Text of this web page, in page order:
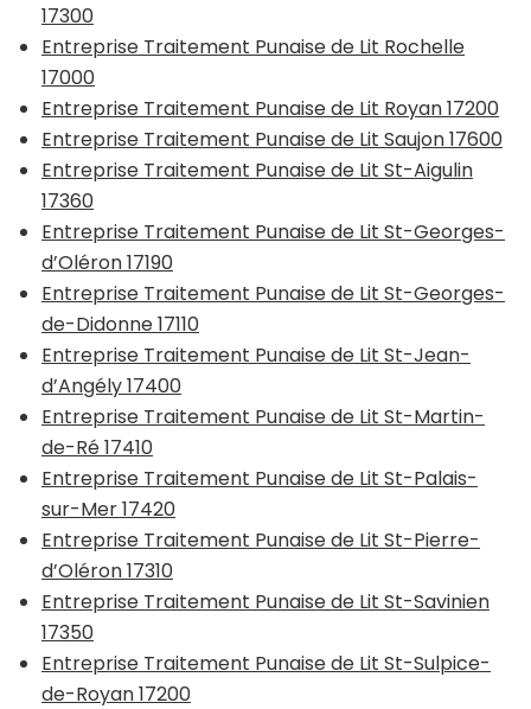
17300
Entreprise Traitement Punaise de Lit Rochelle
17000
Entreprise Traitement Punaise de Lit Royan 17200
Entreprise Traitement Punaise de Lit Saujon 17600
Entreprise Traitement Punaise de Lit St-Aigulin
17360
Entreprise Traitement Punaise de Lit St-Georges-
d’Oléron 17190
Entreprise Traitement Punaise de Lit St-Georges-
de-Didonne 17110
Entreprise Traitement Punaise de Lit St-Jean-
d’Angély 17400
Entreprise Traitement Punaise de Lit St-Martin-
de-Ré 17410
Entreprise Traitement Punaise de Lit St-Palais-
sur-Mer 17420
Entreprise Traitement Punaise de Lit St-Pierre-
d’Oléron 17310
Entreprise Traitement Punaise de Lit St-Savinien
17350
Entreprise Traitement Punaise de Lit St-Sulpice-
de-Royan 17200